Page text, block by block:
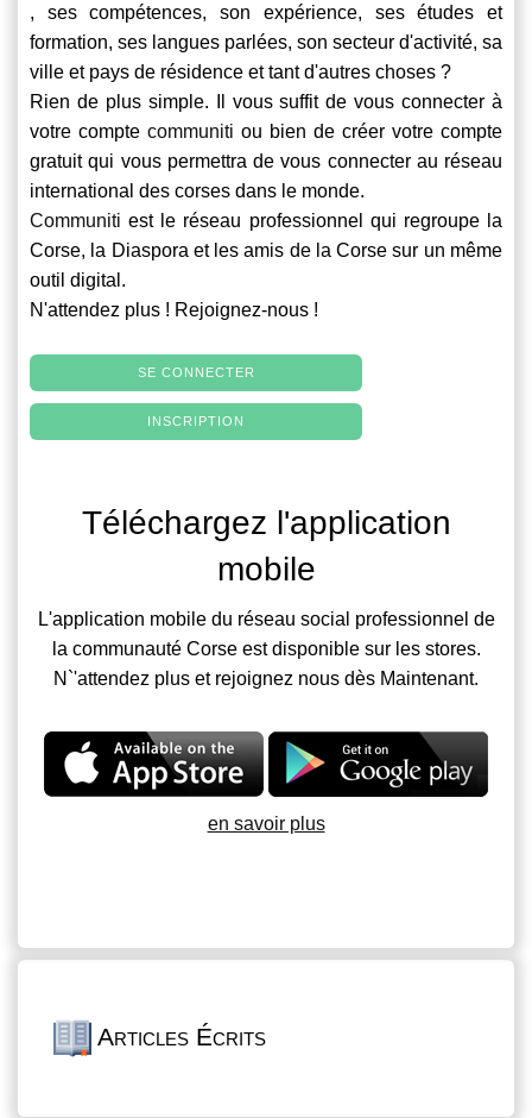
, ses compétences, son expérience, ses études et
formation, ses langues parlées, son secteur d'activité, sa
ville et pays de résidence et tant d'autres choses ?
Rien de plus simple. Il vous suffit de vous connecter à
votre compte communiti ou bien de créer votre compte
gratuit qui vous permettra de vous connecter au réseau
international des corses dans le monde.
Communiti est le réseau professionnel qui regroupe la
Corse, la Diaspora et les amis de la Corse sur un même
outil digital.
N'attendez plus ! Rejoignez-nous !
SE CONNECTER
INSCRIPTION
Téléchargez l'application
mobile
L'application mobile du réseau social professionnel de
la communauté Corse est disponible sur les stores.
N`'attendez plus et rejoignez nous dès Maintenant.
en savoir plus
Articles Écrits